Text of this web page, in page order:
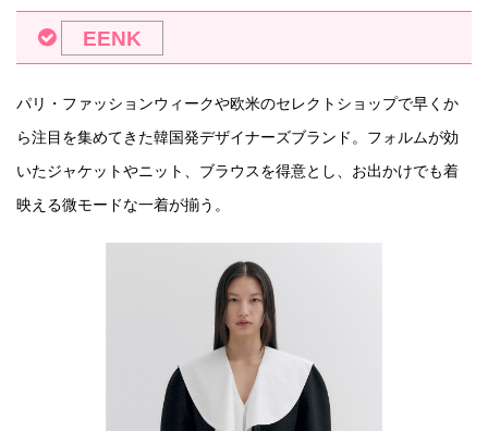
EENK
パリ・ファッションウィークや欧米のセレクトショップで早くか
ら注目を集めてきた韓国発デザイナーズブランド。フォルムが効
いたジャケットやニット、ブラウスを得意とし、お出かけでも着
映える微モードな一着が揃う。